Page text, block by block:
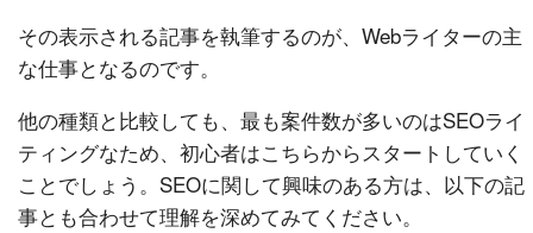
その表示される記事を執筆するのが、Webライターの主
な仕事となるのです。
他の種類と比較しても、最も案件数が多いのはSEOライ
ティングなため、初心者はこちらからスタートしていく
ことでしょう。SEOに関して興味のある方は、以下の記
事とも合わせて理解を深めてみてください。